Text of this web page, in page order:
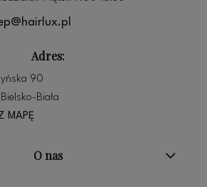
Adres:
90
Biała
MAPĘ
O nas